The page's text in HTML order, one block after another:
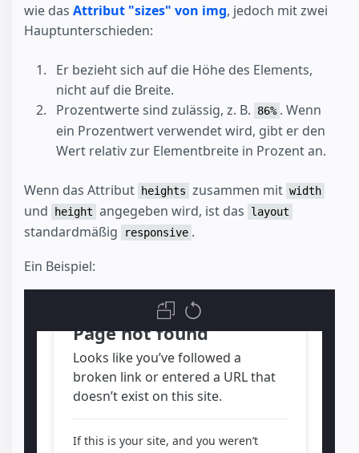
wie das Attribut "sizes" von img, jedoch mit zwei
Hauptunterschieden:
Er bezieht sich auf die Höhe des Elements,
nicht auf die Breite.
Prozentwerte sind zulässig, z. B.
86% . Wenn
ein Prozentwert verwendet wird, gibt er den
Wert relativ zur Elementbreite in Prozent an.
Wenn das Attribut heights zusammen mit width
und height angegeben wird, ist das layout
standardmäßig responsive .
Ein Beispiel: